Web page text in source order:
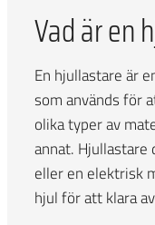
Vad är en
En hjullastare är
som används för
olika typer av
annat.
eller en elektrisk
hjul för att klara